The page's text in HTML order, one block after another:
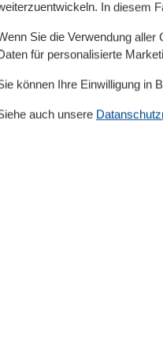
Sie ebenfalls ein
mit Spiegel.
Das moderne
separates Gäste-WC.
Wäsche) und ein
können Sie in der
die Räder sicher
Kleiderschrank
Kleiderschrank
Ausstattung
In diesem
Sie die Verwendung
für personalisierte
können Ihre Einwilligung in
auch unsere